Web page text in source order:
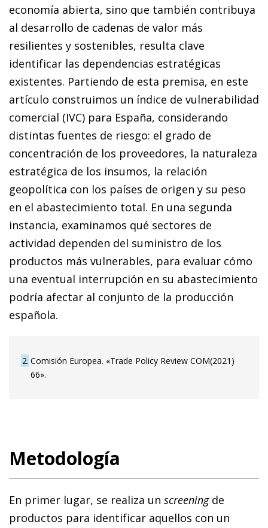
economía abierta, sino que también contribuya
al desarrollo de cadenas de valor más
resilientes y sostenibles, resulta clave
identificar las dependencias estratégicas
existentes. Partiendo de esta premisa, en este
artículo construimos un índice de vulnerabilidad
comercial (IVC) para España, considerando
distintas fuentes de riesgo: el grado de
concentración de los proveedores, la naturaleza
estratégica de los insumos, la relación
geopolítica con los países de origen y su peso
en el abastecimiento total. En una segunda
instancia, examinamos qué sectores de
actividad dependen del suministro de los
productos más vulnerables, para evaluar cómo
una eventual interrupción en su abastecimiento
podría afectar al conjunto de la producción
española.
2 Comisión Europea. «Trade Policy Review COM(2021)
66».
Metodología
En primer lugar, se realiza un screeningde
productos para identificar aquellos con un